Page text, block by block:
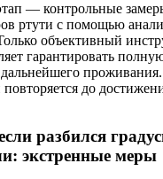
— контрольные
ртути с помощью
объективный
гарантировать
до
разбился
экстренные меры